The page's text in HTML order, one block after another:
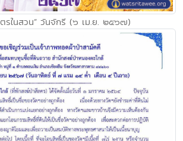
รในสวน” วันจักรี (๖ เม.ย. ๒๕๖๗)